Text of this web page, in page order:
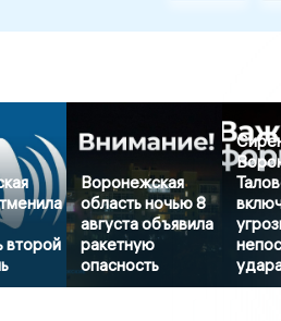
второй
Воронежская
область ночью 8
августа объявила
ракетную
опасность